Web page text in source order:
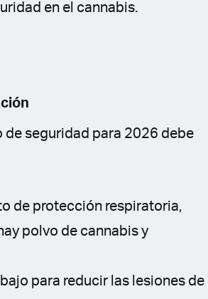
en el cannabis.
de seguridad para 2026 debe
de protección respiratoria,
polvo de cannabis y
para reducir las lesiones de